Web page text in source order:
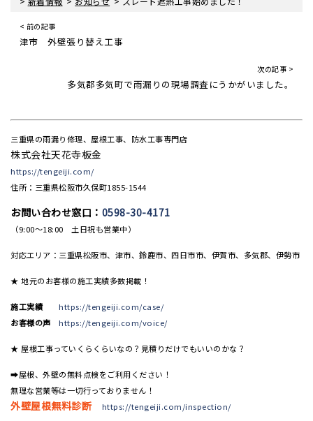
< 前の記事
津市 外壁張り替え工事
次の記事 >
多気郡多気町で雨漏りの現場調査にうかがいました。
三重県の雨漏り修理、屋根工事、防水工事専門店
株式会社天花寺板金
https://tengeiji.com/
住所：三重県松阪市久保町1855-1544
お問い合わせ窓口： 0598-30-4171
（9:00〜18:00 土日祝も営業中）
対応エリア：三重県松阪市、津市、鈴鹿市、四日市市、伊賀市、多気郡、伊勢市
★ 地元のお客様の施工実績多数掲載！
施工実績
https://tengeiji.com/case/
お客様の声
https://tengeiji.com/voice/
★ 屋根工事っていくらくらいなの？見積りだけでもいいのかな？
➡屋根、外壁の無料点検をご利用ください！
無理な営業等は一切行っておりません！
外壁屋根無料診断 https://tengeiji.com/inspection/